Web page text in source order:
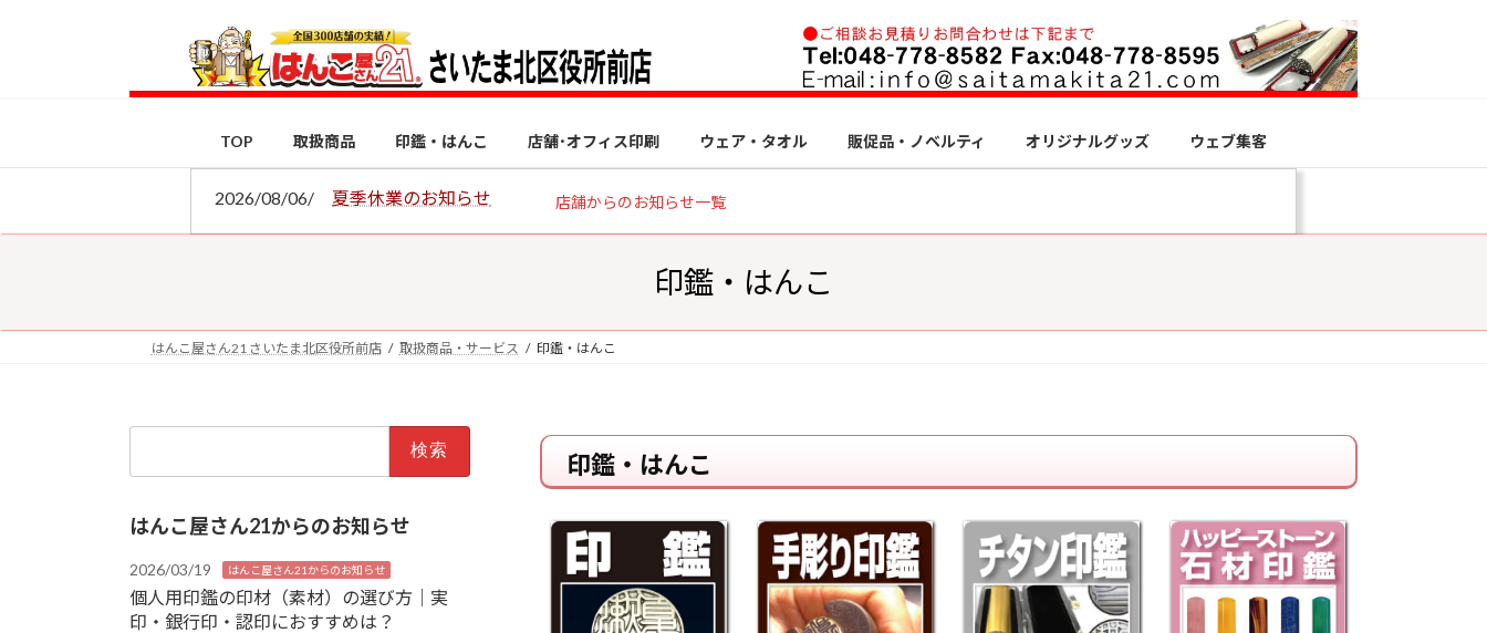
ス
ン
TOP 取扱商品 印鑑・はんこ 店舗･オフィス印刷 ウェア・タオル 販促品・ノベルティ オリジナルグッズ ウェブ集客
2026/08/06/ 夏季休業のお知らせ 店舗からのお知らせ一覧
印鑑・はんこ
はんこ屋さん21 さいたま北区役所前店 取扱商品・サービス 印鑑・はんこ
印鑑・はんこ
はんこ屋さん21からのお知らせ
2026/03/19 はんこ屋さん21からのお知らせ
個人用印鑑の印材（素材）の選び方｜実
印・銀行印・認印におすすめは？